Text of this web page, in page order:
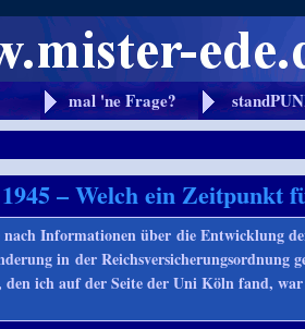
mal 'ne Frage?
– Welch ein Zeitpunkt
Informationen über die Entwicklung
in der
den ich auf der Seite der Uni Köln fand,